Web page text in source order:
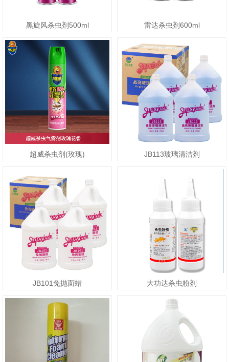
黑旋风杀虫剂500ml 雷达杀虫剂600ml
超威杀虫剂(玫瑰) JB113玻璃清洁剂
JB101免抛面蜡 大功达杀虫粉剂